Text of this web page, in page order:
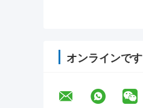
オンラインです